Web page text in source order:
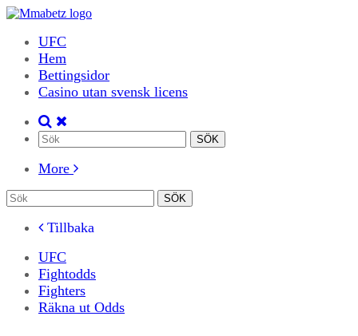
UFC
Hem
Bettingsidor
Casino utan svensk licens
More
Tillbaka
UFC
Fightodds
Fighters
Räkna ut Odds